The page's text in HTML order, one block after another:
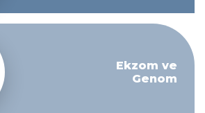
Ekzom ve
Genom